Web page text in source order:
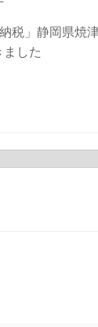
税」静岡県焼
ました